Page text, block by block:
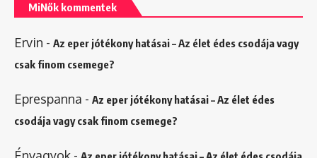
MiNők kommentek
Ervin - Az eper jótékony hatásai – Az élet édes csodája vagy
csak finom csemege?
Eprespanna - Az eper jótékony hatásai – Az élet édes
csodája vagy csak finom csemege?